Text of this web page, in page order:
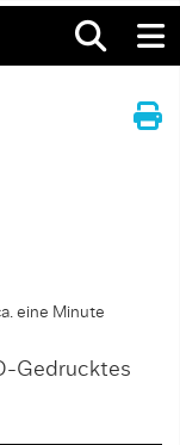
eine Minute
Gedrucktes